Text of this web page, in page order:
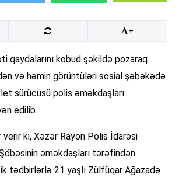
+
qaydalarını kobud şəkildə pozaraq
və həmin görüntüləri sosial şəbəkədə
sürücüsü polis əməkdaşları
edilib.
verir ki, Xəzər Rayon Polis İdarəsi
əməkdaşları tərəfindən
tədbirlərlə 21 yaşlı Zülfüqar Ağazadə